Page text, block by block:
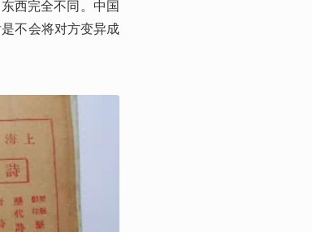
西完全不同。中国
不会将对方变异成